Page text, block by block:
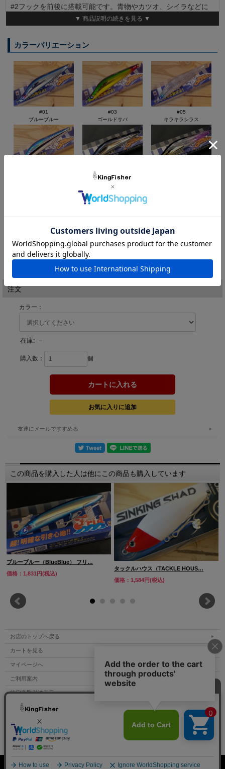
#2フックを前後に搭載可能です。青物やカツオ、シイラなどに
も安心して挑む事が出来ます。
同時に遠くのナブラへもスピーディーに攻められます。
高い応用力
フックサイズを下げることでアクションはワイドになり素早い浮
き上がりを見せます。オフショアだけでなく、サーフのヒラメや
シーバス、磯のヒラスズキやマダイ狙いなど様々な魚種にお試し
下さい。
[全長] ： 105mm [重さ] ： 37g [推奨フック] ： 青物狙いの場
合 フック#2 リング#5
ヒラメ・シーバス狙いの場合 フック#4 リング#3
フォールアクション：水平ローリングアクション
▼ 商品説明の続きを見る ▼
カラーバリエーション
#01
ブルーブルー
#03
ゴールドサバ
#05
キラキラシラス
#11
姫サンマ
ベベット
レモンフライヤー
ピンクCGグローベリー
価格:1,831円
[ポイント還元 36ポイント～]
注文
カラー：
在庫: －
購入数： 個
友達にメールですすめる
この商品を購入した人は他にこの商品も購入しています
ブルーブルー（BlueBlue） フリ…
価格：1,831円(税込)
タックルハウス（TACKLE HOUS…
価格：1,584円(税込)
お店のトップへ戻る
カートを見る
マイページへ
ご利用案内
特定商取引法表示
個人情報の取扱い
サイトマップ
お問い合わせ
Copyright (C) All Rights Reserved.